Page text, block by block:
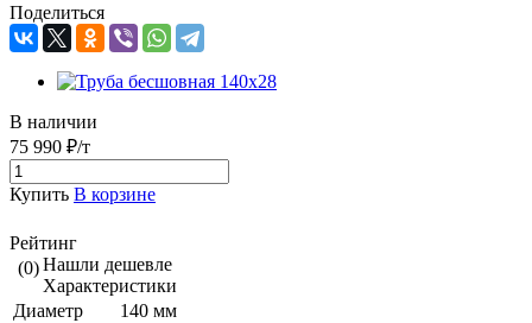
Поделиться
В наличии
75 990 ₽/т
Купить В корзине
Рейтинг
(0)Нашли дешевле
Характеристики
Диаметр
140 мм